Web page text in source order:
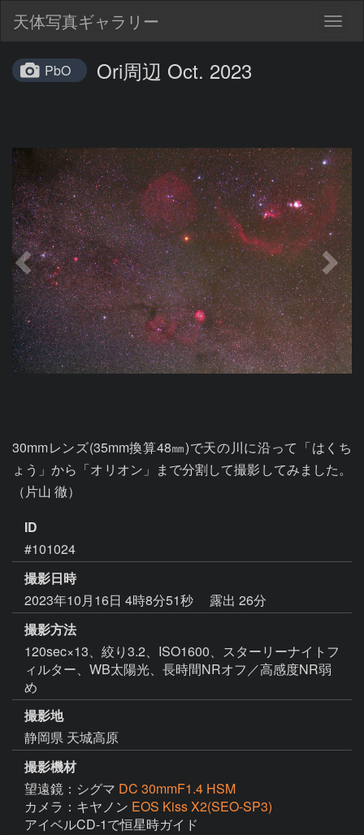
天体写真ギャラリー
PbO Ori周辺 Oct. 2023
30mmレンズ(35mm換算48㎜)で天の川に沿って「はくち
ょう」から「オリオン」まで分割して撮影してみました。
（片山 徹）
ID
#101024
撮影日時
2023年10月16日 4時8分51秒
露出 26分
撮影方法
120sec×13、絞り3.2、ISO1600、スターリーナイトフ
ィルター、WB太陽光、長時間NRオフ／高感度NR弱
め
撮影地
静岡県 天城高原
撮影機材
望遠鏡：シグマ DC 30mmF1.4 HSM
カメラ：キヤノン EOS Kiss X2(SEO-SP3)
アイベルCD-1で恒星時ガイド